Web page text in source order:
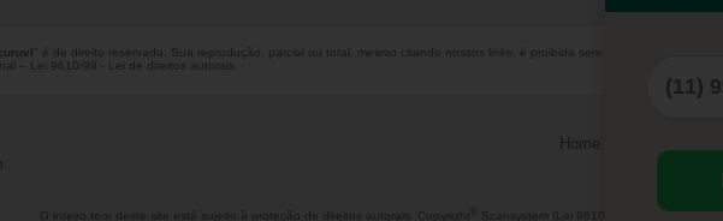
" é de direito reservado. Sua reprodução, parcial ou total, mesmo citando nossos links, é proibida sem a autorização do
–
Lei 9610/98 - Lei de direitos autorais
Home
O inteiro teor deste site está sujeito à proteção de direitos autorais. Copyright Scansystem (Lei 9610 de 19/02/1998)